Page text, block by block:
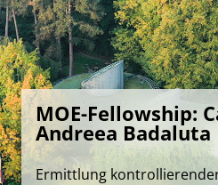
MOE-Fellowship:
Andreea Badaluta
Ermittlung